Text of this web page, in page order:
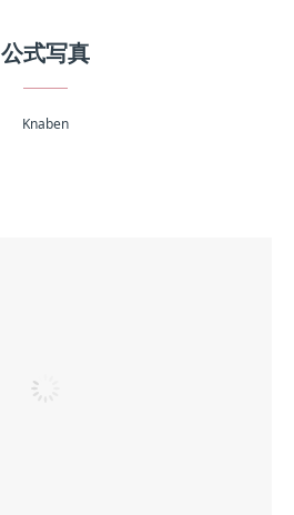
公式写真
Knaben